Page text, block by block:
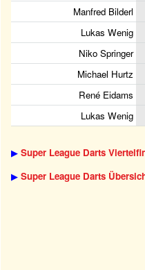
Manfred Bilderl
Lukas Wenig
Niko Springer
Michael Hurtz
René Eidams
Lukas Wenig
▶ Super League Darts
▶ Super League Darts